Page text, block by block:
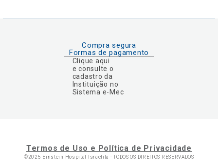
Compra segura
Formas de pagamento
Clique aqui
e consulte o
cadastro da
Instituição no
Sistema e-Mec
Termos de Uso e Política de Privacidade
©2025 Einstein Hospital Israelita -TODOS OS DIREITOS RESERVADOS